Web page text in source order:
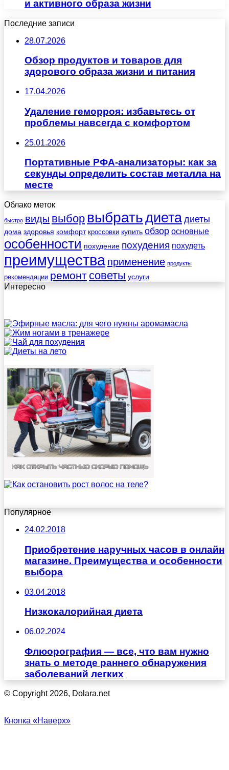
и активного образа жизни
Последние записи
28.07.2026
Обзор продуктов и товаров для
здорового образа жизни и питания
17.04.2026
Удаление геморроя: избавьтесь от
проблемы навсегда с комфортом
25.01.2026
Портативные РФА-анализаторы: как за
секунды определить состав металла на
месте
Облако меток
быстро виды выбор выбратьдиета диеты
дома здоровья комфорт кроссовки купить обзор основные
особенности похудение похудения похудеть
преимущества применение продукты
рекомендации ремонт советы услуги
Интересно
Популярное
24.02.2018
Приобретение наручных часов в онлайн
магазине. Преимущества и особенности
выбора
03.04.2018
Низкокалорийная диета
06.02.2024
Флюорография — все, что вам нужно
знать о методе раннего обнаружения
заболеваний легких
© Copyright 2026, Dolara.net
Кнопка «Наверх»